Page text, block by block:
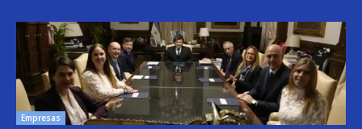
Empresas